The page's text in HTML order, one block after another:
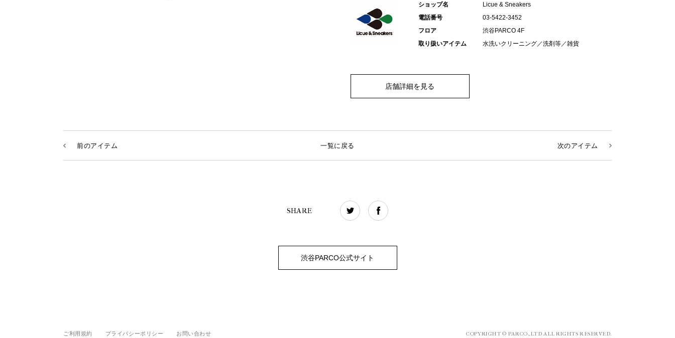
ショップ名
Licue & Sneakers
電話番号
03-5422-3452
フロア
渋谷PARCO 4F
取り扱いアイテム
水洗いクリーニング／洗剤等／雑貨
店舗詳細を見る
前のアイテム 一覧に戻る 次のアイテム
SHARE
渋谷PARCO公式サイト
ご利用規約 プライバシーポリシー お問い合わせ COPYRIGHT © PARCO.,LTD ALL RIGHTS RESERVED.